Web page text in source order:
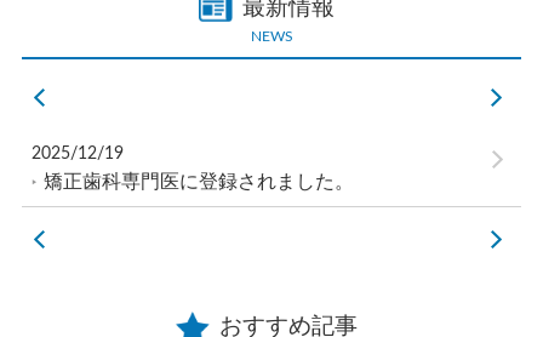
最新情報
NEWS
2025/12/19
矯正歯科専門医に登録されました。
おすすめ記事